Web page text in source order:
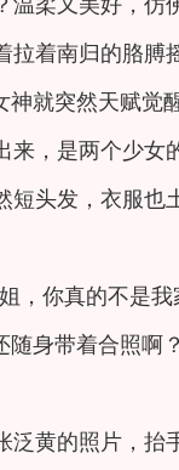
拉着南归的胳膊
就突然天赋觉
来，是两个少女
短头发，衣服
，你真的不是
随身带着合照
泛黄的照片，